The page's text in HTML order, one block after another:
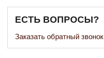
ЕСТЬ ВОПРОСЫ?
Заказать обратный звонок